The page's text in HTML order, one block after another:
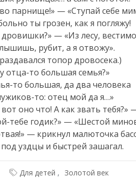
парнище!» — «Ступай себе
ты грозен, как я погляжу!
— «Из лесу,
рубит, а я отвожу».
топор дровосека.)
отца-то большая семья?»
то большая, да два человека
то: отец мой да я…»
оно что! А как звать тебя?»
тебе годик?» — «Шестой
— крикнул малюточка
уздцы и быстрей зашагал.
Для детей Золотой век